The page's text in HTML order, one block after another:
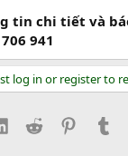
tin chi tiết và
941
log in or register to
LinkedInReddit